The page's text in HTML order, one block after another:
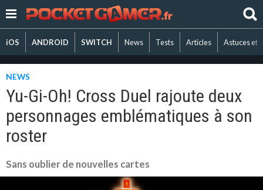
iOS ANDROID SWITCH News Tests Articles Astuces et
NEWS
Yu-Gi-Oh! Cross Duel rajoute deux
personnages emblématiques à son
roster
Sans oublier de nouvelles cartes